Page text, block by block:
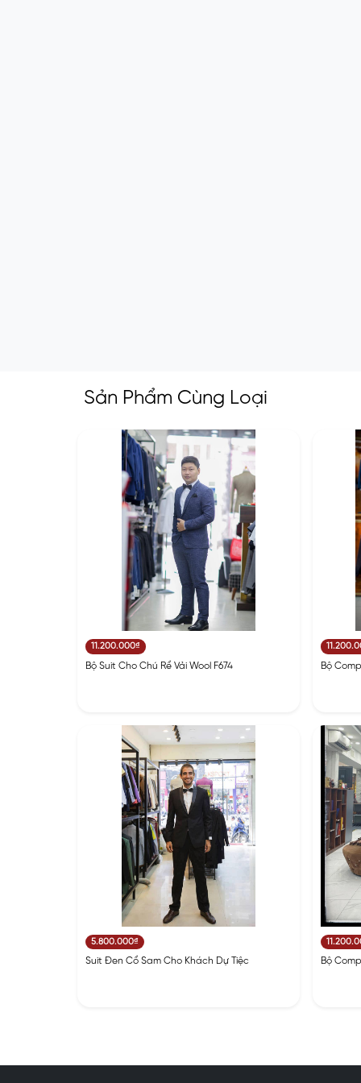
Sản Phẩm Cùng Loại
11.200.000₫
Bộ Suit Cho Chú Rể Vải Wool F674 Bộ
5.800.000₫
Suit Đen Cổ Sam Cho Khách Dự Tiệc Bộ